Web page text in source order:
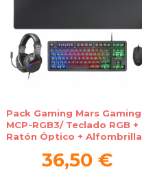
Pack Gaming Mars Gaming
MCP-RGB3/ Teclado RGB +
Ratón Óptico + Alfombrilla
36,50 €